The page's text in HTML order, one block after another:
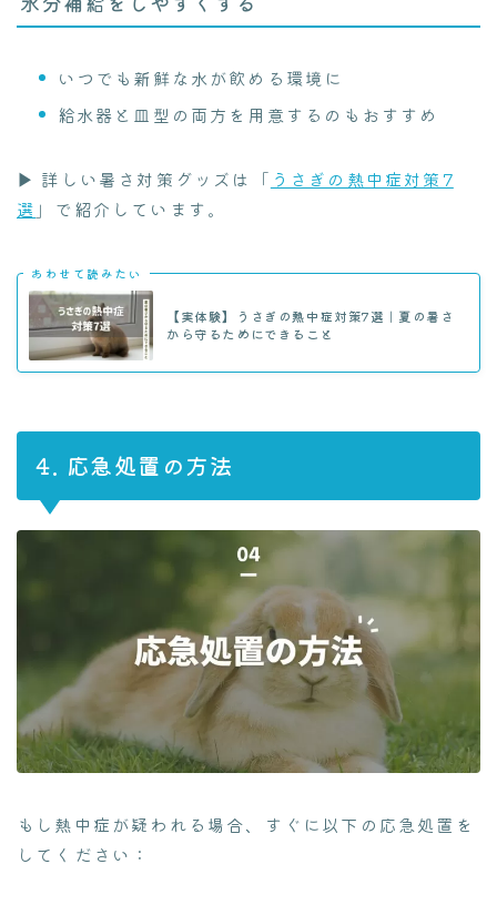
いつでも新鮮な水が飲める環境に
給水器と皿型の両方を用意するのもおすすめ
▶ 詳しい暑さ対策グッズは「 うさぎの熱中症対策7
選 」で紹介しています。
あわせて読みたい
【実体験】うさぎの熱中症対策7選｜夏の暑さ
から守るためにできること
4. 応急処置の方法
もし熱中症が疑われる場合、すぐに以下の応急処置を
してください：